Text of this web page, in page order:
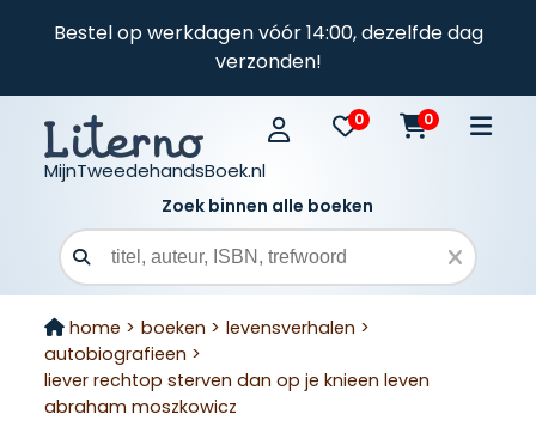
Bestel op werkdagen vóór 14:00, dezelfde dag
verzonden!
MijnTweedehandsBoek.nl
0 0
Zoek binnen alle boeken
Zoekveld
home > boeken > levensverhalen >
autobiografieen >
liever rechtop sterven dan op je knieen leven
abraham moszkowicz